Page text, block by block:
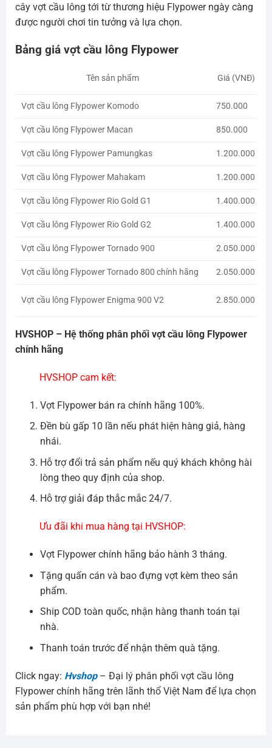
cây vợt cầu lông tới từ thương hiệu Flypower ngày càng
được người chơi tin tưởng và lựa chọn.
Bảng giá vợt cầu lông Flypower
Tên sản phẩm Giá (VNĐ)
Vợt cầu lông Flypower Komodo 750.000
Vợt cầu lông Flypower Macan 850.000
Vợt cầu lông Flypower Pamungkas 1.200.000
Vợt cầu lông Flypower Mahakam 1.200.000
Vợt cầu lông Flypower Rio Gold G1 1.400.000
Vợt cầu lông Flypower Rio Gold G2 1.400.000
Vợt cầu lông Flypower Tornado 900 2.050.000
Vợt cầu lông Flypower Tornado 800 chính hãng 2.050.000
Vợt cầu lông Flypower Enigma 900 V2 2.850.000
HVSHOP – Hệ thống phân phối vợt cầu lông Flypower
chính hãng
HVSHOP cam kết:
Vợt Flypower bán ra chính hãng 100%.
Đền bù gấp 10 lần nếu phát hiện hàng giả, hàng
nhái.
Hỗ trợ đổi trả sản phẩm nếu quý khách không hài
lòng theo quy định của shop.
Hỗ trợ giải đáp thắc mắc 24/7.
Ưu đãi khi mua hàng tại HVSHOP:
Vợt Flypower chính hãng bảo hành 3 tháng.
Tặng quấn cán và bao đựng vợt kèm theo sản
phẩm.
Ship COD toàn quốc, nhận hàng thanh toán tại
nhà.
Thanh toán trước để nhận thêm quà tặng.
Click ngay: Hvshop– Đại lý phân phối vợt cầu lông
Flypower chính hãng trên lãnh thổ Việt Nam để lựa chọn
sản phẩm phù hợp với bạn nhé!